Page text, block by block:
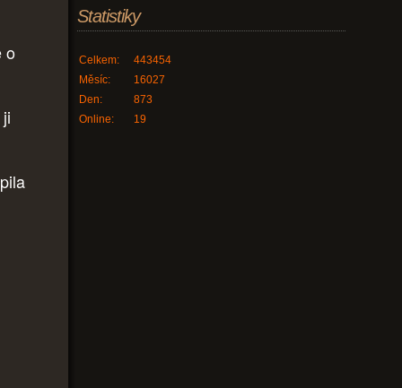
o
Statistiky
Online: 19
Celkem:
443454
Měsíc:
16027
Den:
873